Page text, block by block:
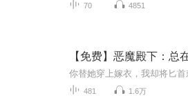
70 4851
【免费】恶魔殿下：总
481 1.6万